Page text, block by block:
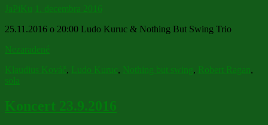
JaPiKu 1. decembra 2016
25.11.2016 o 20:00 Ludo Kuruc & Nothing But Swing Trio
Nezaradené
Klaudius Kováč, Ludo Kuruc, Nothing but swing, Robert Ragan,
sola
Koncert 23.9.2016